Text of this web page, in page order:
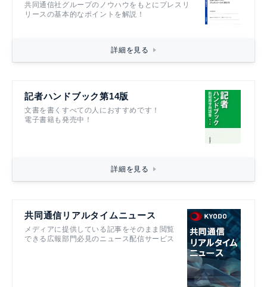
共同通信社グループのノウハウをもとにプレスリ
リースの基本的なポイントを解説！
詳細を見る
記者ハンドブック第14版
文書を書くすべての人におすすめです！
電子書籍も発売中！
詳細を見る
共同通信リアルタイムニュース
メディアに提供している記事をそのまま閲覧
できる広報部門必見のニュース配信サービス